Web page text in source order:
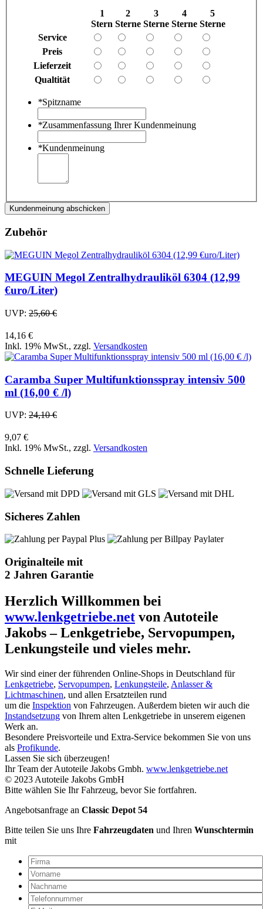
1
Stern
2
Sterne
3
Sterne
4
Sterne
5
Sterne
Service
Preis
Lieferzeit
Qualtität
*Spitzname
*Zusammenfassung Ihrer Kundenmeinung
*Kundenmeinung
Kundenmeinung abschicken
Zubehör
MEGUIN Megol Zentralhydrauliköl 6304 (12,99
€uro/Liter)
UVP: 25,60 €
14,16 €
Inkl. 19% MwSt., zzgl. Versandkosten
Caramba Super Multifunktionsspray intensiv 500
ml (16,00 € /l)
UVP: 24,10 €
9,07 €
Inkl. 19% MwSt., zzgl. Versandkosten
Schnelle Lieferung
Sicheres Zahlen
Originalteile mit
2 Jahren Garantie
Herzlich Willkommen bei
www.lenkgetriebe.net von Autoteile
Jakobs – Lenkgetriebe, Servopumpen,
Lenkungsteile und vieles mehr.
Wir sind einer der führenden Online-Shops in Deutschland für
Lenkgetriebe, Servopumpen, Lenkungsteile, Anlasser &
Lichtmaschinen, und allen Ersatzteilen rund
um die Inspektion von Fahrzeugen. Außerdem bieten wir auch die
Instandsetzung von Ihrem alten Lenkgetriebe in unserem eigenen
Werk an.
Besondere Preisvorteile und Extra-Service bekommen Sie von uns
als Profikunde.
Lassen Sie sich überzeugen!
Ihr Team der Autoteile Jakobs Gmbh. www.lenkgetriebe.net
© 2023 Autoteile Jakobs GmbH
Bitte wählen Sie Ihr Fahrzeug, bevor Sie fortfahren.
Angebotsanfrage an Classic Depot 54
Bitte teilen Sie uns Ihre Fahrzeugdaten und Ihren Wunschtermin
mit